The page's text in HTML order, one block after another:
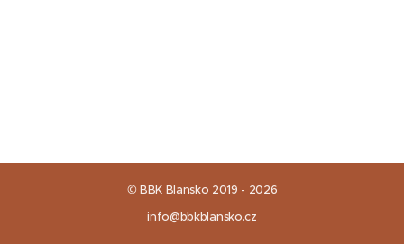
© BBK Blansko 2019 - 2026
info@bbkblansko.cz